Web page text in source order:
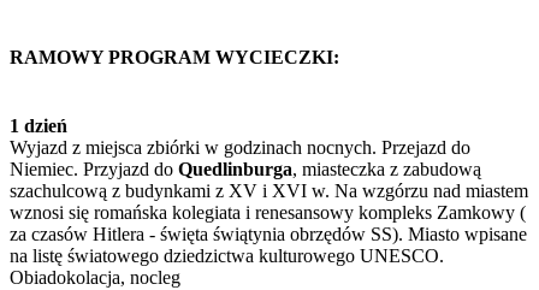
RAMOWY PROGRAM WYCIECZKI:
1 dzień
Wyjazd z miejsca zbiórki w godzinach nocnych. Przejazd do
Niemiec. Przyjazd do Quedlinburga, miasteczka z zabudową
szachulcową z budynkami z XV i XVI w. Na wzgórzu nad miastem
wznosi się romańska kolegiata i renesansowy kompleks Zamkowy (
za czasów Hitlera - święta świątynia obrzędów SS). Miasto wpisane
na listę światowego dziedzictwa kulturowego UNESCO.
Obiadokolacja, nocleg